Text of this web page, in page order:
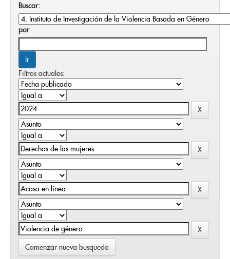
Buscar:
por
Filtros actuales:
Comenzar nueva busqueda